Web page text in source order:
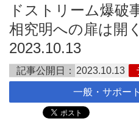
ドストリーム爆破
相究明への扉は開
2023.10.13
記事公開日： 2023.10.13
一般・サポー